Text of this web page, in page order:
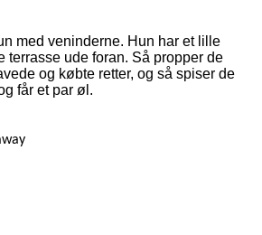
med veninderne. Hun har et lille
ude foran. Så propper de
og købte retter, og så spiser de
får et par øl.